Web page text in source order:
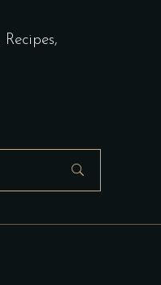
Recipes